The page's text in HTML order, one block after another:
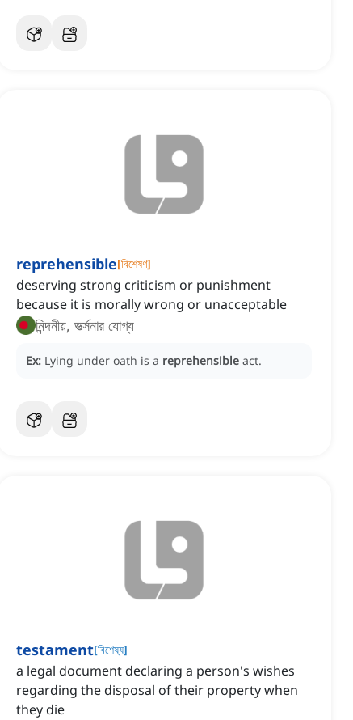
reprehensible[বিশেষণ]
deserving strong criticism or punishment
because it is morally wrong or unacceptable
নিন্দনীয়, ভর্ত্সনার যোগ্য
Ex: Lying under oath is a reprehensible act.
testament[বিশেষ্য]
a legal document declaring a person's wishes
regarding the disposal of their property when
they die